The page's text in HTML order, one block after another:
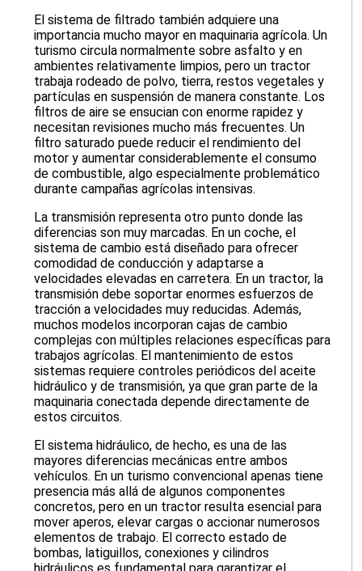
El sistema de filtrado también adquiere una
importancia mucho mayor en maquinaria agrícola. Un
turismo circula normalmente sobre asfalto y en
ambientes relativamente limpios, pero un tractor
trabaja rodeado de polvo, tierra, restos vegetales y
partículas en suspensión de manera constante. Los
filtros de aire se ensucian con enorme rapidez y
necesitan revisiones mucho más frecuentes. Un
filtro saturado puede reducir el rendimiento del
motor y aumentar considerablemente el consumo
de combustible, algo especialmente problemático
durante campañas agrícolas intensivas.
La transmisión representa otro punto donde las
diferencias son muy marcadas. En un coche, el
sistema de cambio está diseñado para ofrecer
comodidad de conducción y adaptarse a
velocidades elevadas en carretera. En un tractor, la
transmisión debe soportar enormes esfuerzos de
tracción a velocidades muy reducidas. Además,
muchos modelos incorporan cajas de cambio
complejas con múltiples relaciones específicas para
trabajos agrícolas. El mantenimiento de estos
sistemas requiere controles periódicos del aceite
hidráulico y de transmisión, ya que gran parte de la
maquinaria conectada depende directamente de
estos circuitos.
El sistema hidráulico, de hecho, es una de las
mayores diferencias mecánicas entre ambos
vehículos. En un turismo convencional apenas tiene
presencia más allá de algunos componentes
concretos, pero en un tractor resulta esencial para
mover aperos, elevar cargas o accionar numerosos
elementos de trabajo. El correcto estado de
bombas, latiguillos, conexiones y cilindros